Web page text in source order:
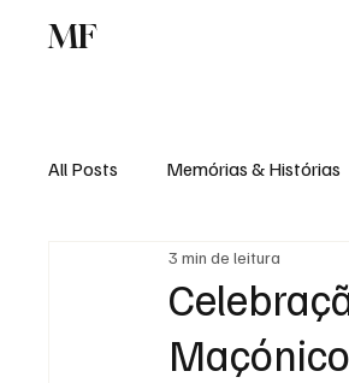
MF
All Posts Memórias & Histórias
Rádio Digital
3 min de leitura